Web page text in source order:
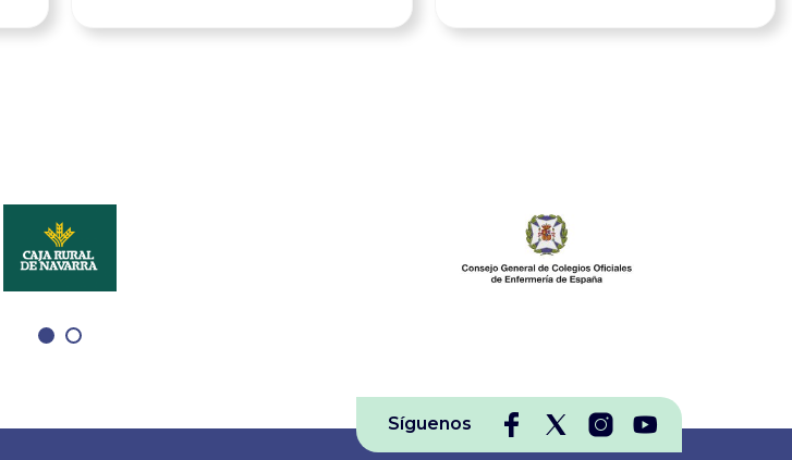
médicos y un celador por parte
Emergencias Sanitarias y
Hospital San Pedro durante el
posterior traslado e ingreso del
profesionales afectados y
enfermedades y/o la promoción
60.000 euros repartidos entre
Primer, Segundo y Tercer
extiende hasta el 30 de
septiembre. Para que el Proyecto
Síguenos